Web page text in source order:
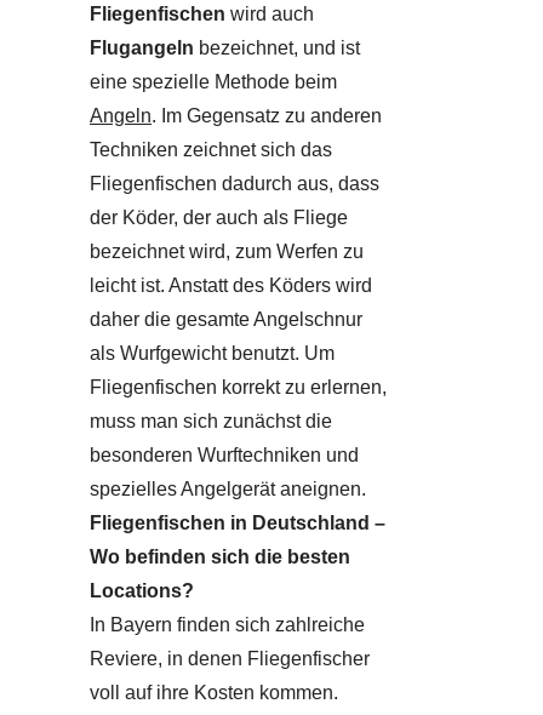
Fliegenfischen wird auch
Flugangeln bezeichnet, und ist
eine spezielle Methode beim
Angeln. Im Gegensatz zu anderen
Techniken zeichnet sich das
Fliegenfischen dadurch aus, dass
der Köder, der auch als Fliege
bezeichnet wird, zum Werfen zu
leicht ist. Anstatt des Köders wird
daher die gesamte Angelschnur
als Wurfgewicht benutzt. Um
Fliegenfischen korrekt zu erlernen,
muss man sich zunächst die
besonderen Wurftechniken und
spezielles Angelgerät aneignen.
Fliegenfischen in Deutschland –
Wo befinden sich die besten
Locations?
In Bayern finden sich zahlreiche
Reviere, in denen Fliegenfischer
voll auf ihre Kosten kommen.